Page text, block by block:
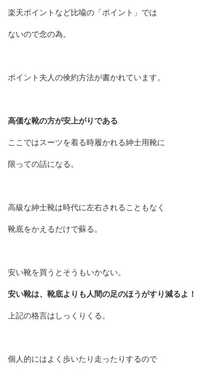
楽天ポイントなど比喩の「ポイント」では
ないので念の為。
ポイント夫人の倹約方法が書かれています。
高価な靴の方が安上がりである
ここではスーツを着る時履かれる紳士用靴に
限っての話になる。
高級な紳士靴は時代に左右されることもなく
靴底をかえるだけで蘇る。
安い靴を買うとそうもいかない。
安い靴は、靴底よりも人間の足のほうがすり減るよ！
上記の格言はしっくりくる。
個人的にはよく歩いたり走ったりするので